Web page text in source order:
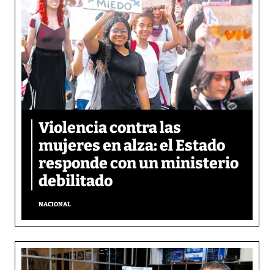
Violencia contra las
mujeres en alza: el Estado
responde con un ministerio
debilitado
NACIONAL